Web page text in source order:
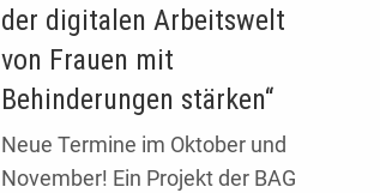
der digitalen Arbeitswelt
von Frauen mit
Behinderungen stärken“
Neue Termine im Oktober und
November! Ein Projekt der BAG